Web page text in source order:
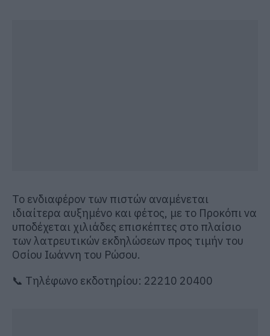
Το ενδιαφέρον των πιστών αναμένεται
ιδιαίτερα αυξημένο και φέτος, με το Προκόπι να
υποδέχεται χιλιάδες επισκέπτες στο πλαίσιο
των λατρευτικών εκδηλώσεων προς τιμήν του
Οσίου Ιωάννη του Ρώσου.
📞 Τηλέφωνο εκδοτηρίου: 22210 20400